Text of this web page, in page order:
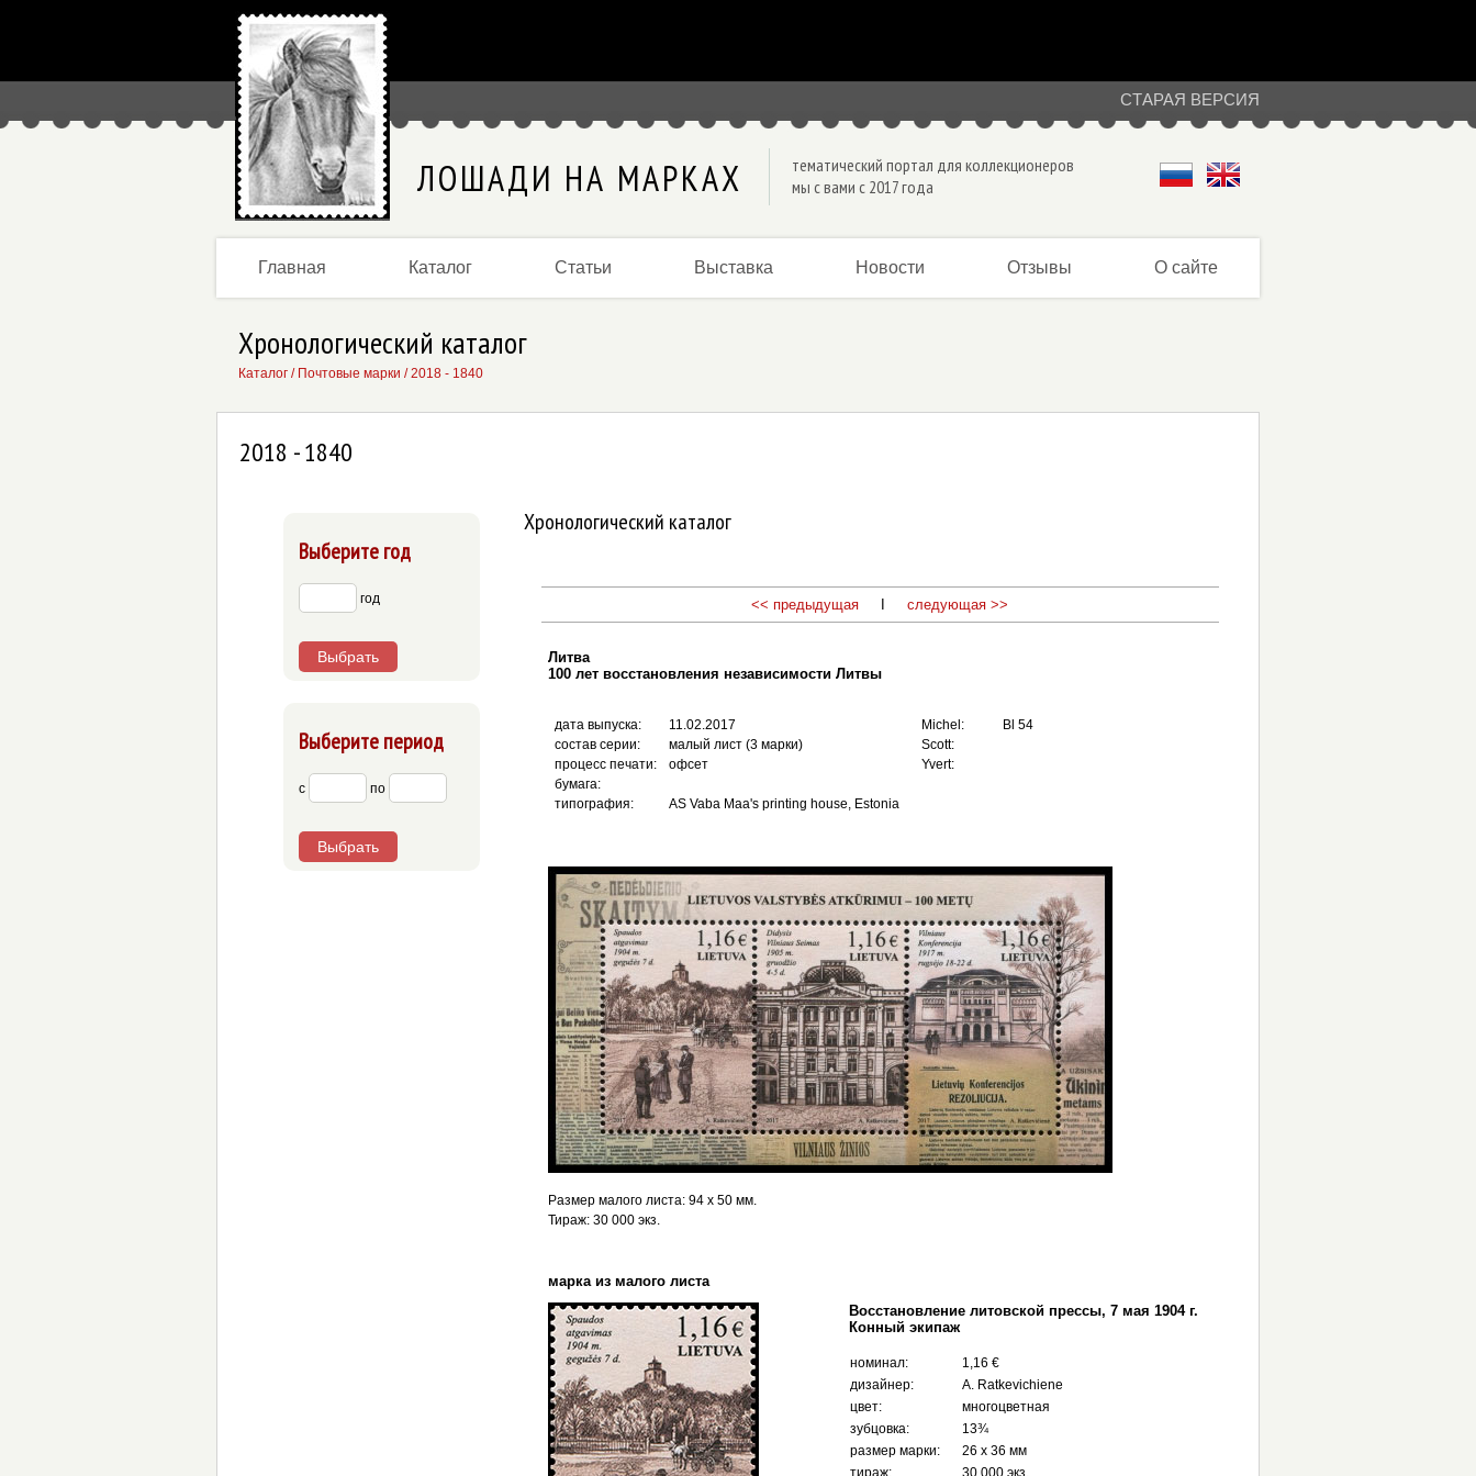
СТАРАЯ ВЕРСИЯ
ЛОШАДИ НА МАРКАХ
тематический портал для коллекционеров
мы с вами с 2017 года
Главная Каталог Статьи Выставка Новости Отзывы О сайте
Хронологический каталог
Каталог / Почтовые марки /2018 - 1840
2018 - 1840
Выберите год
год
Выбрать
Выберите период
с по
Выбрать
Хронологический каталог
<< предыдущая следующая >>
Литва
100 лет восстановления независимости Литвы
дата выпуска:
состав серии:
процесс печати:
бумага:
типография:
11.02.2017
малый лист (3 марки)
офсет
AS Vaba Maa's printing house, Estonia
Michel:
Scott:
Yvert:
Bl 54
Размер малого листа: 94 x 50 мм.
Тираж: 30 000 экз.
марка из малого листа
Восстановление литовской прессы, 7 мая 1904 г.
Конный экипаж
номинал:
1,16 €
дизайнер:
A. Ratkevichiene
цвет:
многоцветная
зубцовка:
13¾
размер марки:
26 х 36 мм
тираж:
30 000 экз.